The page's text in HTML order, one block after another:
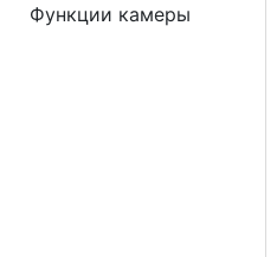
Функции камеры